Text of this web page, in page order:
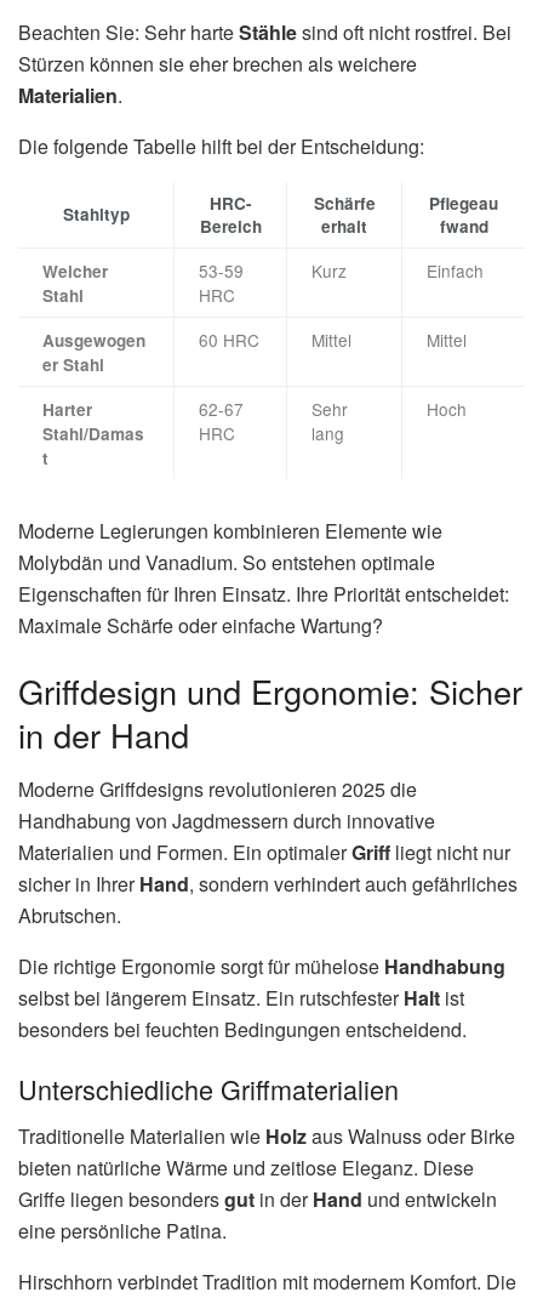
Beachten Sie: Sehr harteStählesind oft nicht rostfrei. Bei
Stürzen können sie eher brechen als weichere
Materialien.
Die folgende Tabelle hilft bei der Entscheidung:
Stahltyp
HRC-
Bereich
Schärfe
erhalt
Pflegeau
fwand
Weicher
Stahl
53-59
HRC
Kurz Einfach
Ausgewogen
er Stahl
60 HRC Mittel Mittel
Harter
Stahl/Damas
t
62-67
HRC
Sehr
lang
Hoch
Moderne Legierungen kombinieren Elemente wie
Molybdän und Vanadium. So entstehen optimale
Eigenschaften für Ihren Einsatz. Ihre Priorität entscheidet:
Maximale Schärfe oder einfache Wartung?
Griffdesign und Ergonomie: Sicher
in der Hand
Moderne Griffdesigns revolutionieren 2025 die
Handhabung von Jagdmessern durch innovative
Materialien und Formen. Ein optimalerGriff liegt nicht nur
sicher in IhrerHand, sondern verhindert auch gefährliches
Abrutschen.
Die richtige Ergonomie sorgt für mühelose Handhabung
selbst bei längerem Einsatz. Ein rutschfesterHalt ist
besonders bei feuchten Bedingungen entscheidend.
Unterschiedliche Griffmaterialien
Traditionelle Materialien wie Holzaus Walnuss oder Birke
bieten natürliche Wärme und zeitlose Eleganz. Diese
Griffe liegen besondersgut in derHand und entwickeln
eine persönliche Patina.
Hirschhorn verbindet Tradition mit modernem Komfort. Die